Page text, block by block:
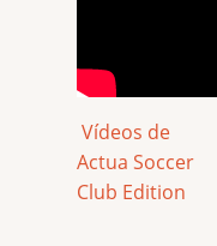
Vídeos de
Actua Soccer
Club Edition